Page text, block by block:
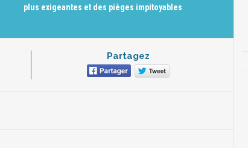
plus exigeantes et des pièges impitoyables
Partagez